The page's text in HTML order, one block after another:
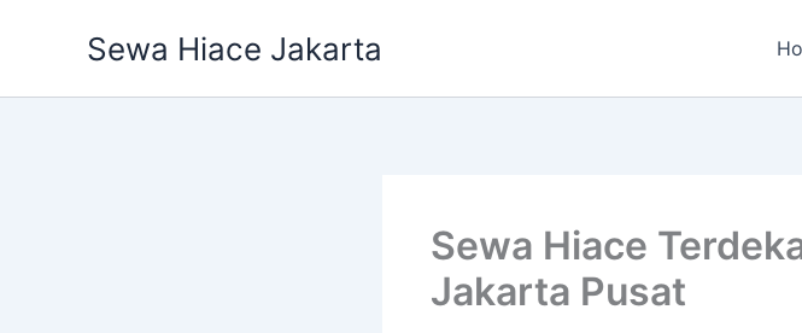
Sewa Hiace Jakarta
Sewa Hiace
Jakarta Pusat